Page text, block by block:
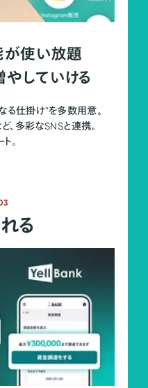
が使い放題
やしていける
る仕掛け"を多数用意。
多彩なSNSと連携。
。
る